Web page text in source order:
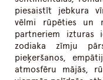
piesaistīt jebkura
vēlmi rūpēties un
partneriem izturas
zodiaka zīmju
pieķeršanos,
atmosfēru mājās,